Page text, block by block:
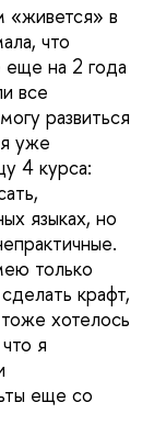
«живется» в
что
на 2 года
все
развиться
уже
4 курса:
языках, но
только
крафт,
хотелось
я
еще со